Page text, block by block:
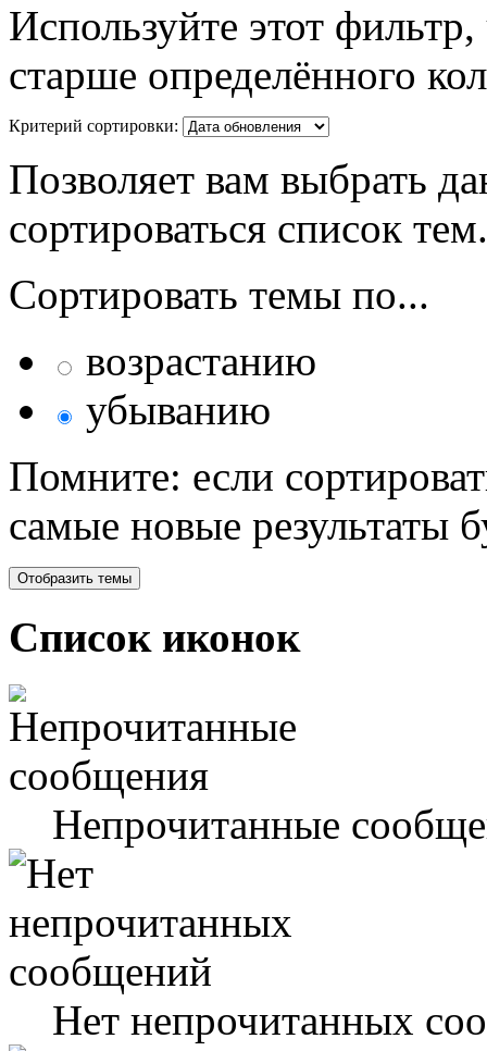
Используйте этот
старше определённого
Критерий сортировки:
Позволяет вам выбрать
сортироваться список тем.
Сортировать темы по...
возрастанию
убыванию
Помните: если
самые новые результаты
Список иконок
Непрочитанные
Нет непрочитанных